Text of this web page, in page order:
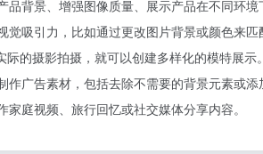
背景、增强图像质量、展示产品在不同环
吸引力，比如通过更改图片背景或颜色来
的摄影拍摄，就可以创建多样化的模特展示
广告素材，包括去除不需要的背景元素或添
庭视频、旅行回忆或社交媒体分享内容。